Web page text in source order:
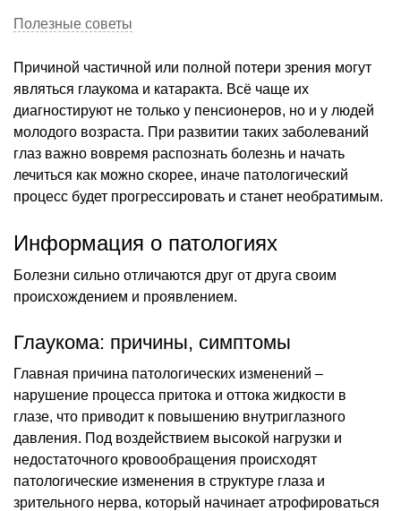
Полезные советы
Причиной частичной или полной потери зрения могут
являться глаукома и катаракта. Всё чаще их
диагностируют не только у пенсионеров, но и у людей
молодого возраста. При развитии таких заболеваний
глаз важно вовремя распознать болезнь и начать
лечиться как можно скорее, иначе патологический
процесс будет прогрессировать и станет необратимым.
Информация о патологиях
Болезни сильно отличаются друг от друга своим
происхождением и проявлением.
Глаукома: причины, симптомы
Главная причина патологических изменений –
нарушение процесса притока и оттока жидкости в
глазе, что приводит к повышению внутриглазного
давления. Под воздействием высокой нагрузки и
недостаточного кровообращения происходят
патологические изменения в структуре глаза и
зрительного нерва, который начинает атрофироваться